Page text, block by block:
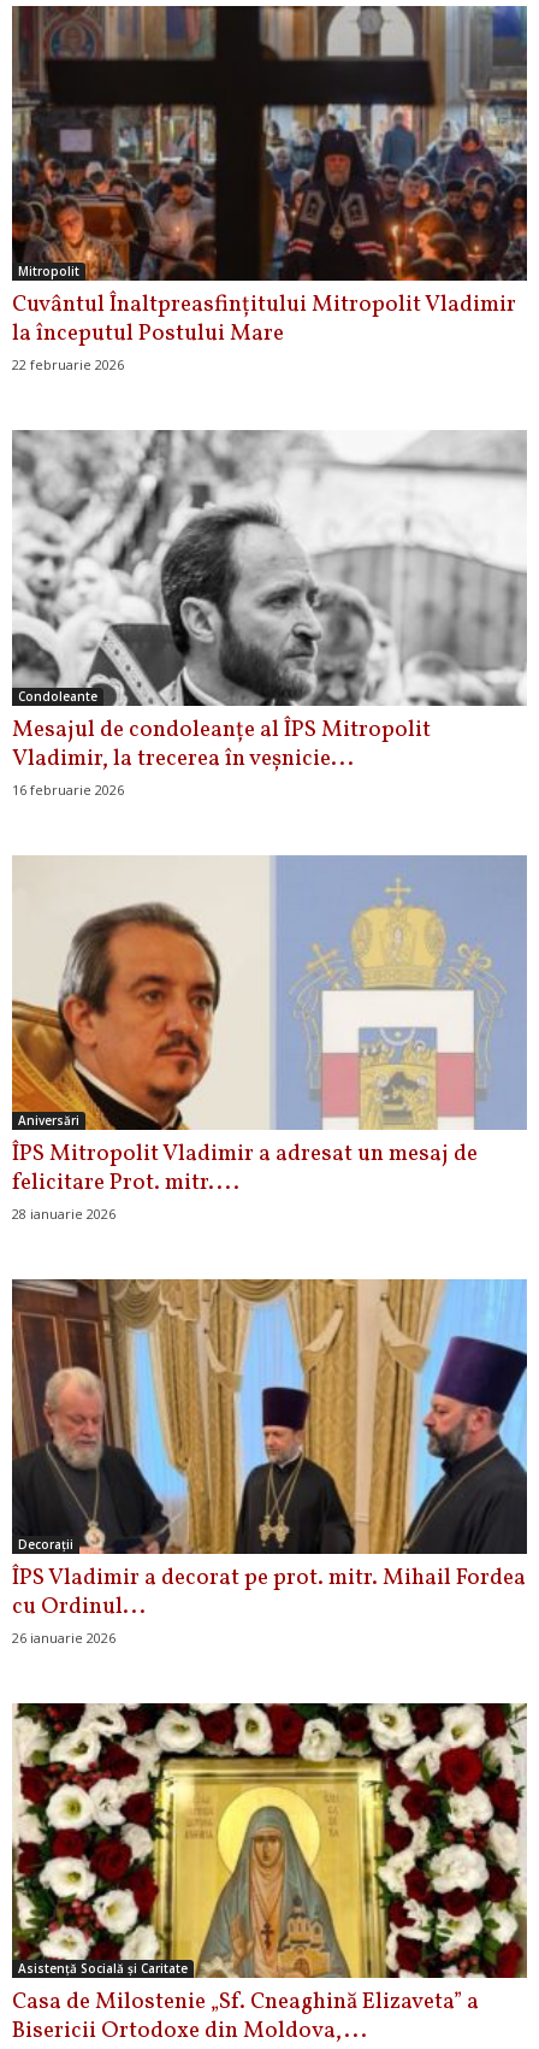
Mitropolit
Cuvântul Înaltpreasfințitului Mitropolit Vladimir
la începutul Postului Mare
22 februarie 2026
Condoleante
Mesajul de condoleanţe al ÎPS Mitropolit
Vladimir, la trecerea în veşnicie...
16 februarie 2026
Aniversări
ÎPS Mitropolit Vladimir a adresat un mesaj de
felicitare Prot. mitr....
28 ianuarie 2026
Decoraţii
ÎPS Vladimir a decorat pe prot. mitr. Mihail Fordea
cu Ordinul...
26 ianuarie 2026
Asistență Socială și Caritate
Casa de Milostenie „Sf. Cneaghină Elizaveta” a
Bisericii Ortodoxe din Moldova,...